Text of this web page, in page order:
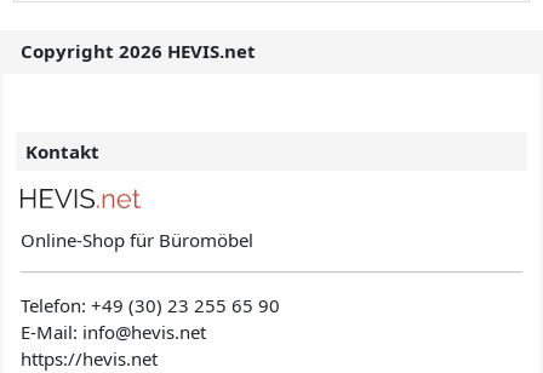
Copyright 2026 HEVIS.net
Kontakt
Online-Shop für Büromöbel
Telefon:+49 (30) 23 255 65 90
E-Mail: info@hevis.net
https://hevis.net